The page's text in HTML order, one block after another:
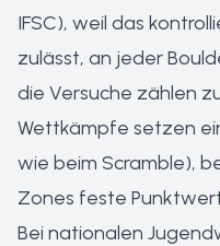
IFSC), weil das
zulässt, an jeder
die Versuche zählen
Wettkämpfe setzen
wie beim Scramble),
Zones feste
Bei nationalen